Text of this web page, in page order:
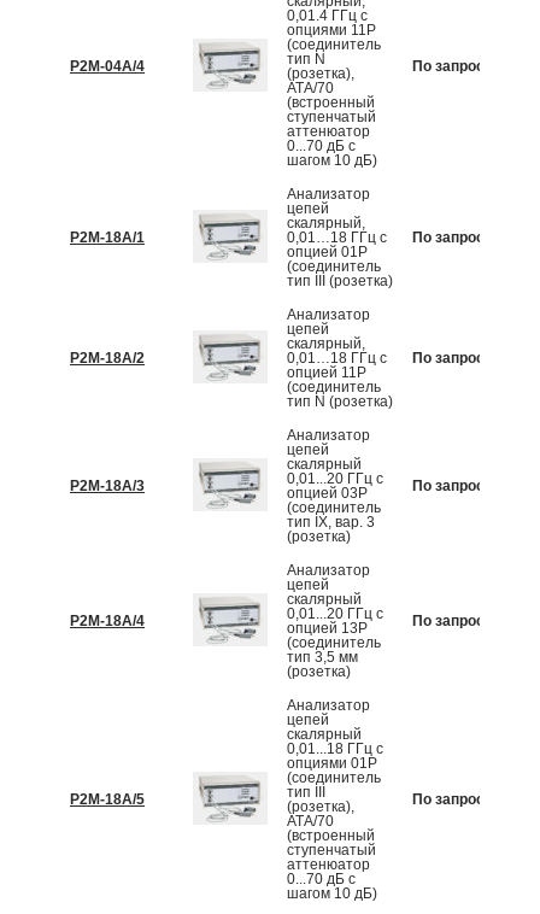
Р2М-04А/4
0,01.4 ГГц с
опциями 11Р
(соединитель
тип N
(розетка),
АТА/70
(встроенный
ступенчатый
аттенюатор
0...70 дБ с
шагом 10 дБ)
По запросу
Р2М-18А/1
Анализатор
цепей
скалярный,
0,01…18 ГГц с
опцией 01Р
(соединитель
тип III (розетка)
По запросу
Р2М-18А/2
Анализатор
цепей
скалярный,
0,01…18 ГГц с
опцией 11Р
(соединитель
тип N (розетка)
По запросу
Р2М-18А/3
Анализатор
цепей
скалярный
0,01...20 ГГц с
опцией 03Р
(соединитель
тип IX, вар. 3
(розетка)
По запросу
Р2М-18А/4
Анализатор
цепей
скалярный
0,01...20 ГГц с
опцией 13Р
(соединитель
тип 3,5 мм
(розетка)
По запросу
Р2М-18А/5
Анализатор
цепей
скалярный
0,01...18 ГГц с
опциями 01Р
(соединитель
тип III
(розетка),
АТА/70
(встроенный
ступенчатый
аттенюатор
0...70 дБ с
шагом 10 дБ)
По запросу